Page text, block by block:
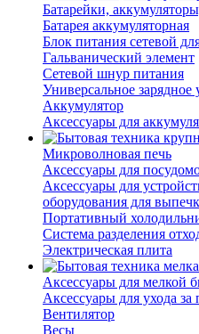
Батарейки,
Батарея аккумуляторная
Блок питания сетевой
Гальванический элемент
Сетевой шнур питания
Универсальное зарядное
Аккумулятор
Аксессуары для
Микроволновая печь
Аксессуары для
Аксессуары для
оборудования для
Портативный
Система разделения
Электрическая плита
Аксессуары для мелкой
Аксессуары для ухода
Вентилятор
Весы